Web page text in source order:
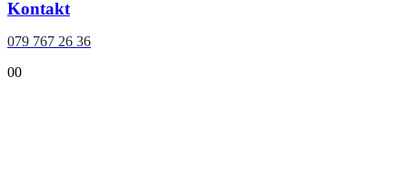
Kontakt
079 767 26 36
00